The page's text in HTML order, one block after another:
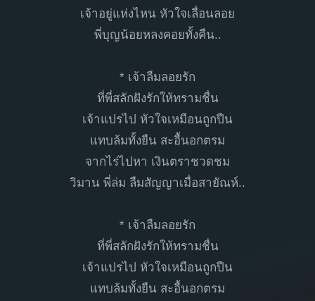
เจ้าอยู่แห่งไหน หัวใจเลื่อนลอย
พี่บุญน้อยหลงคอยทั้งคืน..
* เจ้าลืมลอยรัก
ที่พี่สลักฝังรักให้ทรามชื่น
เจ้าแปรไป หัวใจเหมือนถูกปืน
แทบล้มทั้งยืน สะอื้นอกตรม
จากไร่ไปหา เงินตราชวดชม
วิมาน พี่ล่ม ลืมสัญญาเมื่อสายัณห์..
* เจ้าลืมลอยรัก
ที่พี่สลักฝังรักให้ทรามชื่น
เจ้าแปรไป หัวใจเหมือนถูกปืน
แทบล้มทั้งยืน สะอื้นอกตรม